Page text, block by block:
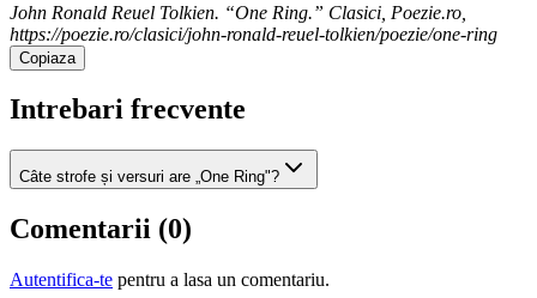
John Ronald Reuel Tolkien. “One Ring.” Clasici, Poezie.ro,
https://poezie.ro/clasici/john-ronald-reuel-tolkien/poezie/one-ring
Copiaza
Intrebari frecvente
Câte strofe și versuri are „One Ring"?
Comentarii (0)
Autentifica-te pentru a lasa un comentariu.